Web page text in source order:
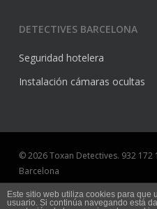
DETECTIVES BARCELONA
Seguridad hotelera
Instalación cámaras ocultas
© 2026 Toxan Detectives. 932
Barcelona
Aviso Legal
Marketing online Barcelona
Este sitio web utiliza cookies para que
usuario. Si continúa navegando está